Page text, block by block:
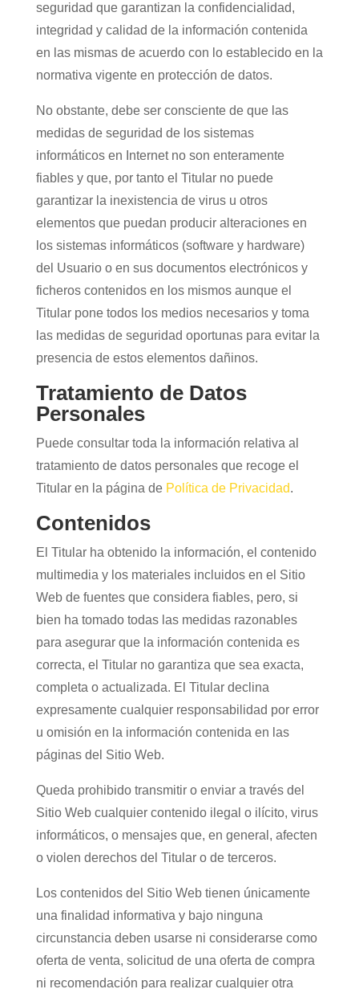
seguridad que garantizan la confidencialidad,
integridad y calidad de la información contenida
en las mismas de acuerdo con lo establecido en la
normativa vigente en protección de datos.
No obstante, debe ser consciente de que las
medidas de seguridad de los sistemas
informáticos en Internet no son enteramente
fiables y que, por tanto el Titular no puede
garantizar la inexistencia de virus u otros
elementos que puedan producir alteraciones en
los sistemas informáticos (software y hardware)
del Usuario o en sus documentos electrónicos y
ficheros contenidos en los mismos aunque el
Titular pone todos los medios necesarios y toma
las medidas de seguridad oportunas para evitar la
presencia de estos elementos dañinos.
Tratamiento de Datos
Personales
Puede consultar toda la información relativa al
tratamiento de datos personales que recoge el
Titular en la página de Política de Privacidad.
Contenidos
El Titular ha obtenido la información, el contenido
multimedia y los materiales incluidos en el Sitio
Web de fuentes que considera fiables, pero, si
bien ha tomado todas las medidas razonables
para asegurar que la información contenida es
correcta, el Titular no garantiza que sea exacta,
completa o actualizada. El Titular declina
expresamente cualquier responsabilidad por error
u omisión en la información contenida en las
páginas del Sitio Web.
Queda prohibido transmitir o enviar a través del
Sitio Web cualquier contenido ilegal o ilícito, virus
informáticos, o mensajes que, en general, afecten
o violen derechos del Titular o de terceros.
Los contenidos del Sitio Web tienen únicamente
una finalidad informativa y bajo ninguna
circunstancia deben usarse ni considerarse como
oferta de venta, solicitud de una oferta de compra
ni recomendación para realizar cualquier otra